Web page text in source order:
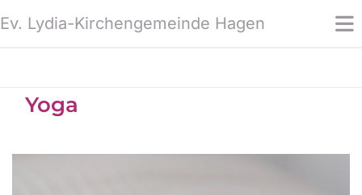
Ev. Lydia-Kirchengemeinde Hagen
Yoga